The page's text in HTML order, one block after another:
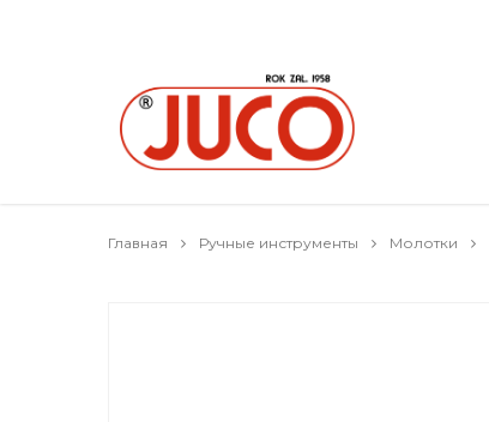
Главная Ручные инструменты Молотки